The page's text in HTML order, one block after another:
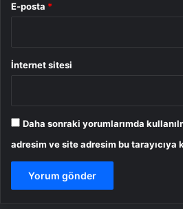
E-posta *
İnternet sitesi
Daha sonraki yorumlarımda
adresim ve site adresim bu tarayıcıya